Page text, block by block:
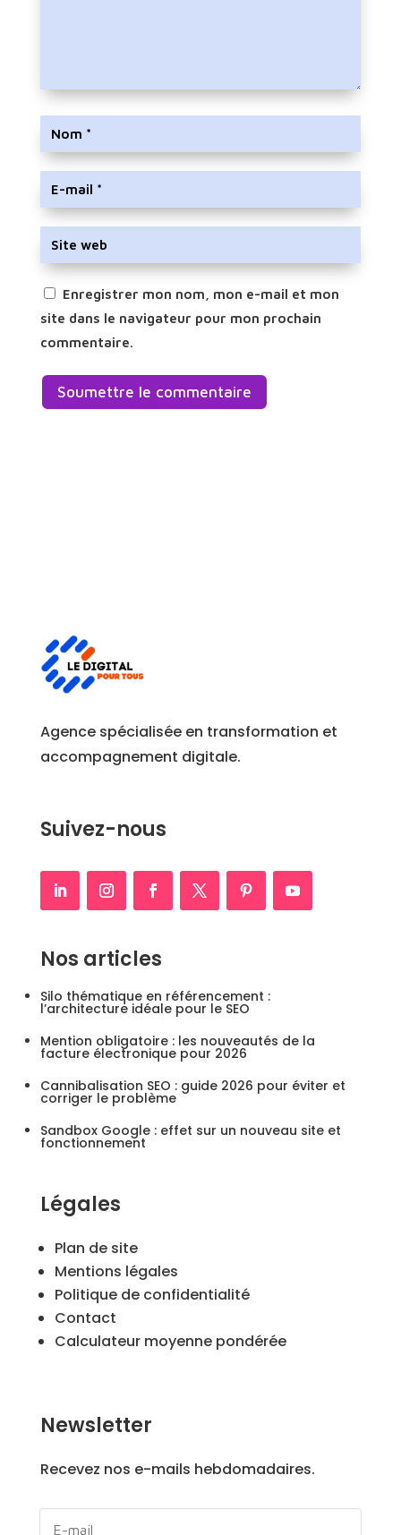
Enregistrer mon nom, mon e-mail et mon
site dans le navigateur pour mon prochain
commentaire.
Soumettre le commentaire
Agence spécialisée en transformation et
accompagnement digitale.
Suivez-nous
Nos articles
Silo thématique en référencement :
l’architecture idéale pour le SEO
Mention obligatoire : les nouveautés de la
facture électronique pour 2026
Cannibalisation SEO : guide 2026 pour éviter et
corriger le problème
Sandbox Google : effet sur un nouveau site et
fonctionnement
Légales
Plan de site
Mentions légales
Politique de confidentialité
Contact
Calculateur moyenne pondérée
Newsletter
Recevez nos e-mails hebdomadaires.